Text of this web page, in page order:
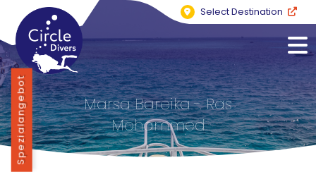
Select Destination
Marsa Bareika - Ras
Mohammed
Spezialangebot